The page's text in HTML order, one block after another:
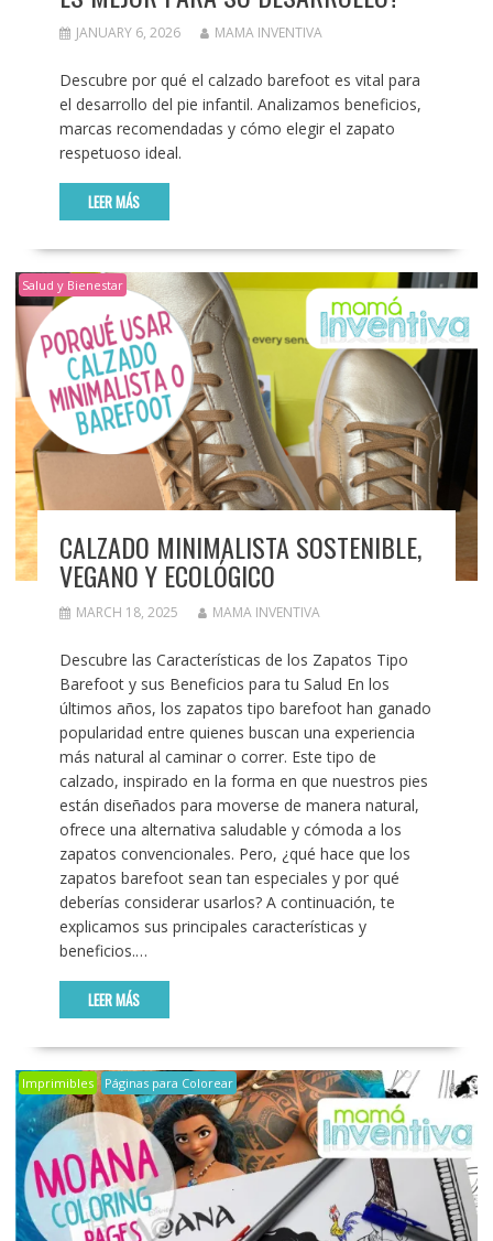
JANUARY 6, 2026 MAMA INVENTIVA
Descubre por qué el calzado barefoot es vital para
el desarrollo del pie infantil. Analizamos beneficios,
marcas recomendadas y cómo elegir el zapato
respetuoso ideal.
LEER MÁS
Salud y Bienestar
CALZADO MINIMALISTA SOSTENIBLE,
VEGANO Y ECOLÓGICO
MARCH 18, 2025 MAMA INVENTIVA
Descubre las Características de los Zapatos Tipo
Barefoot y sus Beneficios para tu Salud En los
últimos años, los zapatos tipo barefoot han ganado
popularidad entre quienes buscan una experiencia
más natural al caminar o correr. Este tipo de
calzado, inspirado en la forma en que nuestros pies
están diseñados para moverse de manera natural,
ofrece una alternativa saludable y cómoda a los
zapatos convencionales. Pero, ¿qué hace que los
zapatos barefoot sean tan especiales y por qué
deberías considerar usarlos? A continuación, te
explicamos sus principales características y
beneficios.…
LEER MÁS
Imprimibles Páginas para Colorear